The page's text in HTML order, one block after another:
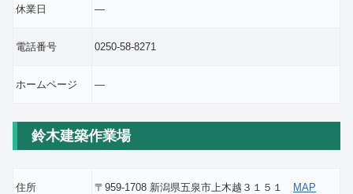
休業日 ―
電話番号 0250-58-8271
ホームページ ―
鈴木建築作業場
住所 〒959-1708 新潟県五泉市上木越３１５１ MAP